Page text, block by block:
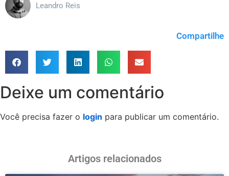
Leandro Reis
Compartilhe
Deixe um comentário
Você precisa fazer o login para publicar um comentário.
Artigos relacionados